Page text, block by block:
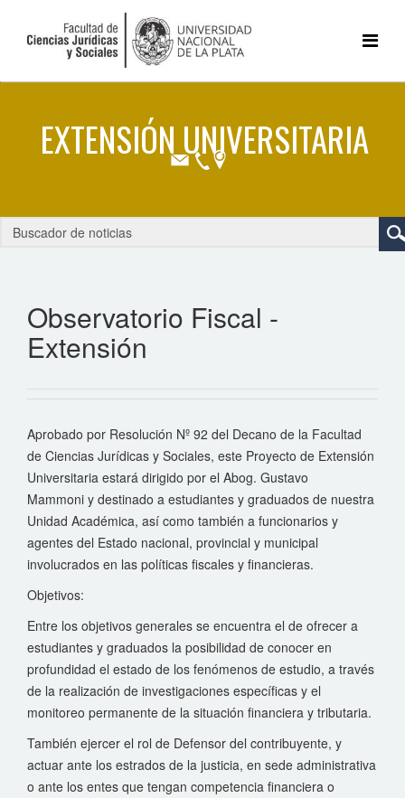
Observatorio Fiscal -
Extensión
Aprobado por Resolución Nº 92 del Decano de la Facultad
de Ciencias Jurídicas y Sociales, este Proyecto de Extensión
Universitaria estará dirigido por el Abog. Gustavo
Mammoni y destinado a estudiantes y graduados de nuestra
Unidad Académica, así como también a funcionarios y
agentes del Estado nacional, provincial y municipal
involucrados en las políticas fiscales y financieras.
Objetivos:
Entre los objetivos generales se encuentra el de ofrecer a
estudiantes y graduados la posibilidad de conocer en
profundidad el estado de los fenómenos de estudio, a través
de la realización de investigaciones específicas y el
monitoreo permanente de la situación financiera y tributaria.
También ejercer el rol de Defensor del contribuyente, y
actuar ante los estrados de la justicia, en sede administrativa
o ante los entes que tengan competencia financiera o